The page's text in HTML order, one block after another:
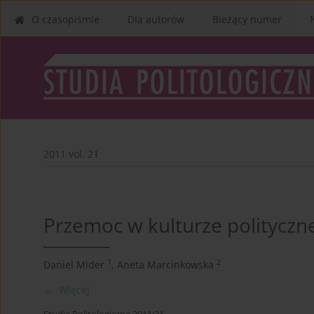
O czasopiśmie Dla autorów Bieżący numer
2011 vol. 21
Przemoc w kulturze
Daniel Mider 1 , Aneta Marcinkowska 2
Więcej